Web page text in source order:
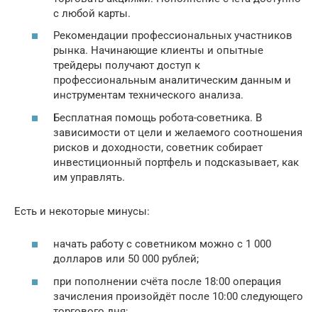
с любой карты.
Рекомендации профессиональных участников
рынка. Начинающие клиенты и опытные
трейдеры получают доступ к
профессиональным аналитическим данным и
инструментам технического анализа.
Бесплатная помощь робота-советника. В
зависимости от цели и желаемого соотношения
рисков и доходности, советник собирает
инвестиционный портфель и подсказывает, как
им управлять.
Есть и некоторые минусы:
начать работу с советником можно с 1 000
долларов или 50 000 рублей;
при пополнении счёта после 18:00 операция
зачисления произойдёт после 10:00 следующего